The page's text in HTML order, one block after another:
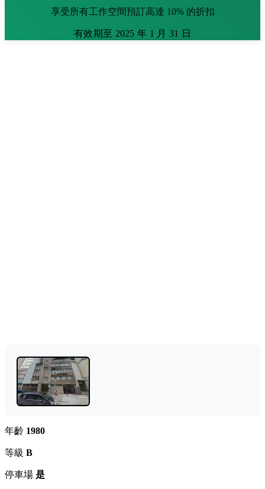
享受所有工作空間預訂高達 10% 的折扣
有效期至 2025 年 1 月 31 日
年齡 1980
等級 B
停車場 是